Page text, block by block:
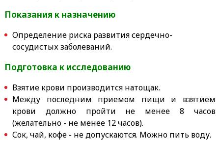
Показания к назначению
Определение риска развития сердечно-
сосудистых заболеваний.
Подготовка к исследованию
Взятие крови производится натощак.
Между последним приемом пищи и взятием
крови должно пройти не менее 8 часов
(желательно - не менее 12 часов).
Сок, чай, кофе - не допускаются. Можно пить воду.